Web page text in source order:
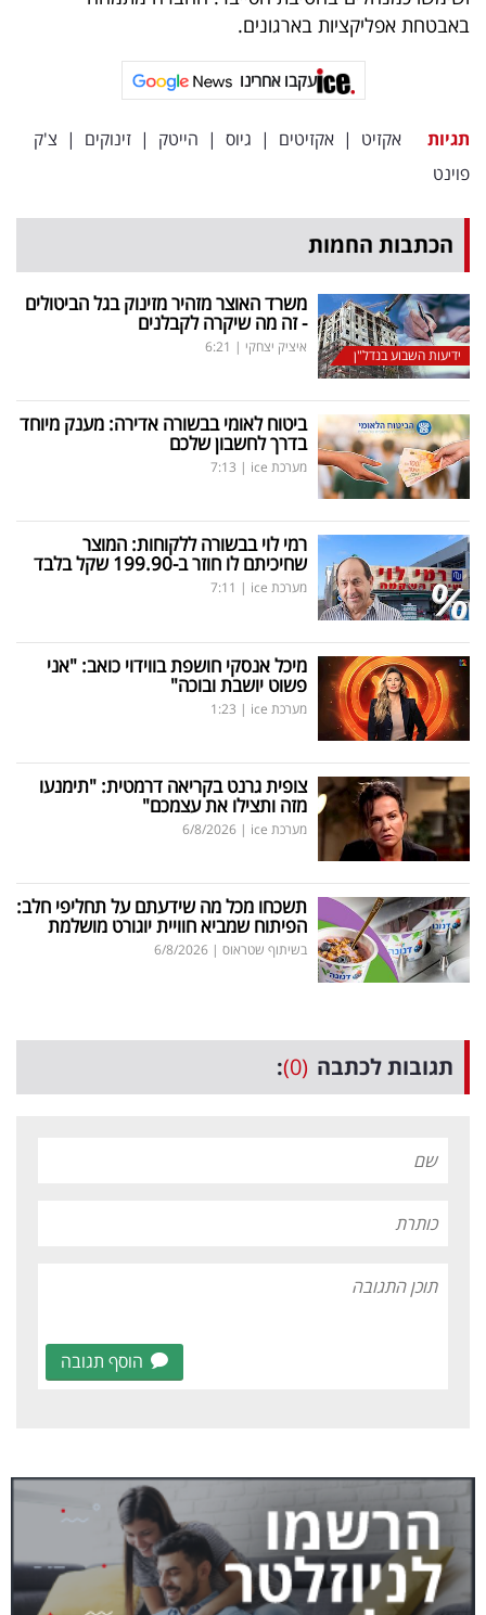
פרסמו
אחרינו:
באבטחת אפליקציות בארגונים.
עקבו אחרינו
תגיות אקזיט | אקזיטים | גיוס | הייטק | זינוקים | צ'ק
פוינט
הכתבות החמות
ידיעות השבוע בנדל"ן
משרד האוצר מזהיר מזינוק בגל הביטולים
- זה מה שיקרה לקבלנים
איציק יצחקי |
6:21
ביטוח לאומי בבשורה אדירה: מענק מיוחד
בדרך לחשבון שלכם
מערכת ice |
7:13
רמי לוי בבשורה ללקוחות: המוצר
שחיכיתם לו חוזר ב-199.90 שקל בלבד
מערכת ice |
7:11
מיכל אנסקי חושפת בווידוי כואב: "אני
פשוט יושבת ובוכה"
מערכת ice |
1:23
צופית גרנט בקריאה דרמטית: "תימנעו
מזה ותצילו את עצמכם"
מערכת ice |
6/8/2026
תשכחו מכל מה שידעתם על תחליפי חלב:
הפיתוח שמביא חוויית יוגורט מושלמת
בשיתוף שטראוס |
6/8/2026
תגובות לכתבה (0)
:
הוסף תגובה